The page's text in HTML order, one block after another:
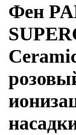
Фен